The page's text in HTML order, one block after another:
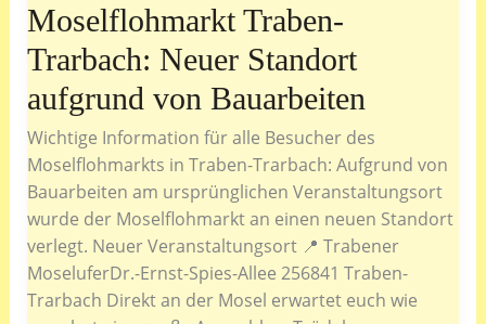
Moselflohmarkt Traben-
Trarbach: Neuer Standort
aufgrund von Bauarbeiten
Wichtige Information für alle Besucher des
Moselflohmarkts in Traben-Trarbach: Aufgrund von
Bauarbeiten am ursprünglichen Veranstaltungsort
wurde der Moselflohmarkt an einen neuen Standort
verlegt. Neuer Veranstaltungsort 📍 Trabener
MoseluferDr.-Ernst-Spies-Allee 256841 Traben-
Trarbach Direkt an der Mosel erwartet euch wie